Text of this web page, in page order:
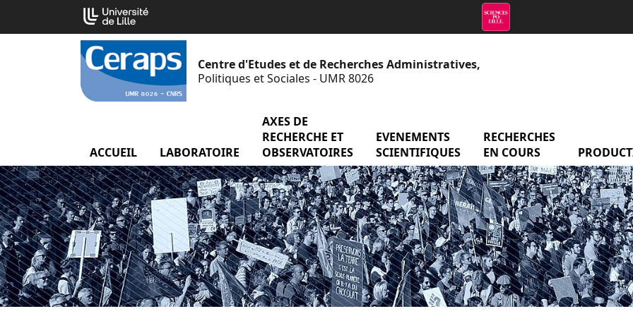
contenu
Centre d'Etudes et de Recherches Administratives,
Politiques et Sociales - UMR 8026
ACCUEIL LABORATOIRE menu Laboratoire
AXES DE
RECHERCHE ET
OBSERVATOIRES
EVENEMENTS
SCIENTIFIQUES
menu Evenements
RECHERCHES
EN COURS
Cookies management panel